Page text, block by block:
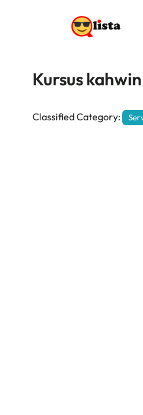
Kursus
Classified Category: